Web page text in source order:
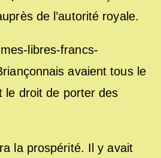
de l’autorité royale.
libres-francs-
avaient tous le
le droit de porter des
la prospérité. Il y avait